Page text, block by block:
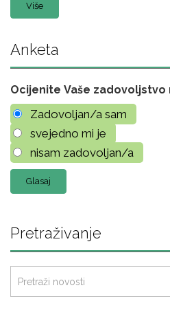
Više
Anketa
Ocijenite Vaše zadovoljstvo
Zadovoljan/a sam
svejedno mi je
nisam zadovoljan/a
Pretraživanje